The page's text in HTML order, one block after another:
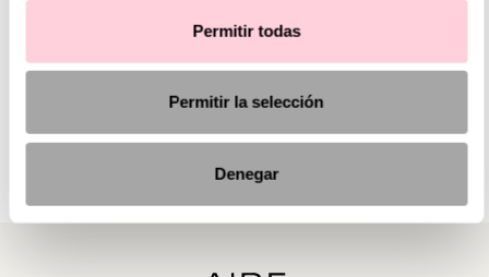
Permitir todas
Permitir la selección
Denegar